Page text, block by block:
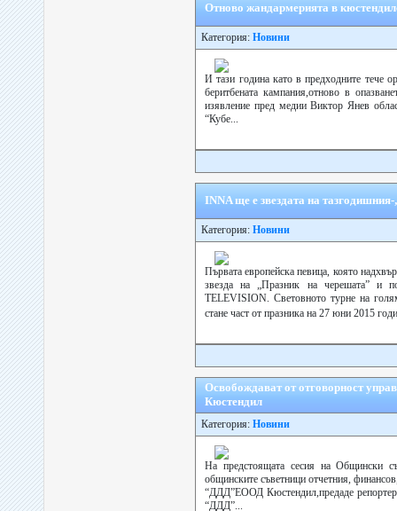
Отново жандармерията в
Категория: Новини
И тази година като в предходните тече
беритбената кампания,отново в
изявление пред медии Виктор Янев
“Кубе...
INNA ще е звездата на
Категория: Новини
Първата европейска певица, която
звезда на „Празник на черешата”
TELEVISION. Световното турне на
стане част от празника на 27 юни 2015
Освобождават от отговорност
Кюстендил
Категория: Новини
На предстоящата сесия на Общински
общинските съветници отчетния,
“ДДД”ЕООД Кюстендил,предаде репортер
“ДДД”...